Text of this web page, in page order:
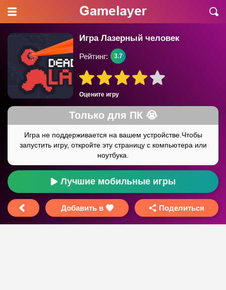
Игра Лазерный человек
Оцените игру
Рейтинг: 3.7
Лучшие мобильные игры
Добавить в Поделиться